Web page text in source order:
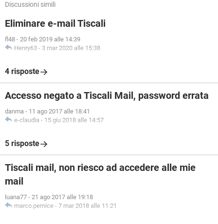
Discussioni simili
Eliminare e-mail Tiscali
fl48 - 20 feb 2019 alle 14:39
Henry63 - 3 mar 2020 alle 15:38
4 risposte
Accesso negato a Tiscali Mail, password errata
danma - 11 ago 2017 alle 18:41
e-claudia - 15 giu 2018 alle 14:57
5 risposte
Tiscali mail, non riesco ad accedere alle mie
mail
luana77 - 21 ago 2017 alle 19:18
marco.pernice - 7 mar 2018 alle 11:21